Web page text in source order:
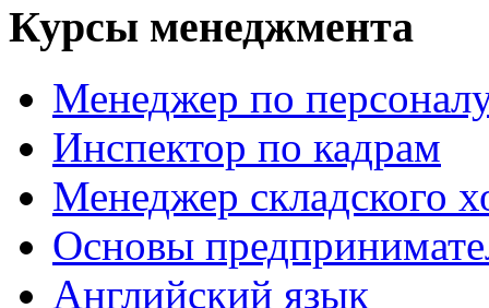
Курсы менеджмента
Менеджер по
Инспектор по кадрам
Менеджер складского
Основы
Английский язык